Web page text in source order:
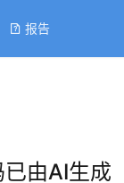
报告
由AI生成